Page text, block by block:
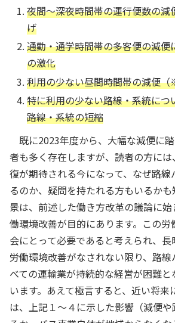
夜間～深夜時間帯の運行便数の減
げ
通勤・通学時間帯の多客便の減便
の激化
利用の少ない昼間時間帯の減便
特に利用の少ない路線・系統につ
路線・系統の短縮
既に2023年度から、大幅な減便に
者も多く存在しますが、読者の方に
復が期待される今になって、なぜ路
るのか、疑問を持たれる方もいるか
景は、前述した働き方改革の議論に
働環境改善が目的にあります。この
会にとって必要であると考えられ、
労働環境改善がなされない限り、路
べての運輸業が持続的な経営が困難
います。あえて極言すると、近い将来
は、上記１～４に示した影響（減便